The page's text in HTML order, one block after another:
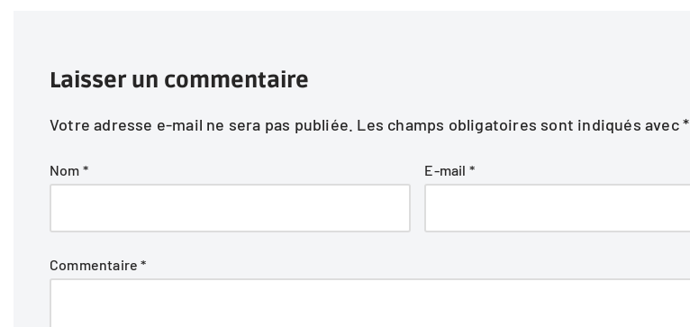
Laisser un commentaire
Votre adresse e-mail ne sera pas publiée. Les champs obligatoires sont indiqués avec*
Nom * E-mail *
Commentaire*